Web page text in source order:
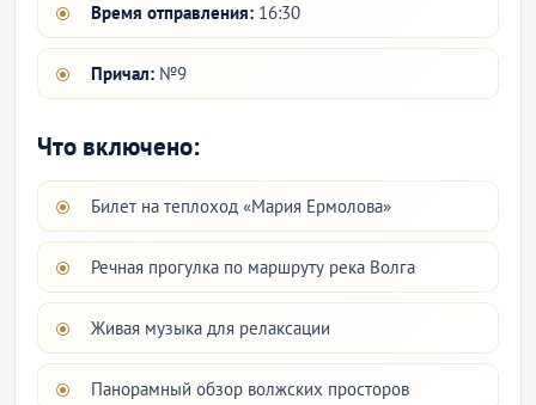
Время отправления: 16:30
Причал: №9
Что включено:
Билет на теплоход «Мария Ермолова»
Речная прогулка по маршруту река Волга
Живая музыка для релаксации
Панорамный обзор волжских просторов